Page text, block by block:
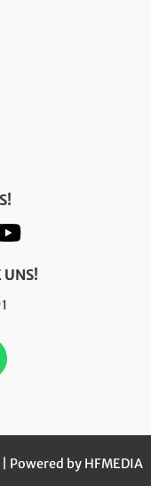
UNS!
Powered by HFMEDIA